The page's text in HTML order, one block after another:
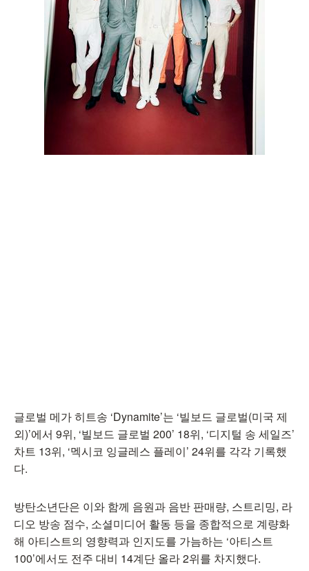
글로벌 메가 히트송 ‘Dynamite’는 ‘빌보드 글로벌(미국 제
외)’에서 9위, ‘빌보드 글로벌 200’ 18위, ‘디지털 송 세일즈’
차트 13위, ‘멕시코 잉글레스 플레이’ 24위를 각각 기록했
다.
방탄소년단은 이와 함께 음원과 음반 판매량, 스트리밍, 라
디오 방송 점수, 소셜미디어 활동 등을 종합적으로 계량화
해 아티스트의 영향력과 인지도를 가늠하는 ‘아티스트
100’에서도 전주 대비 14계단 올라 2위를 차지했다.